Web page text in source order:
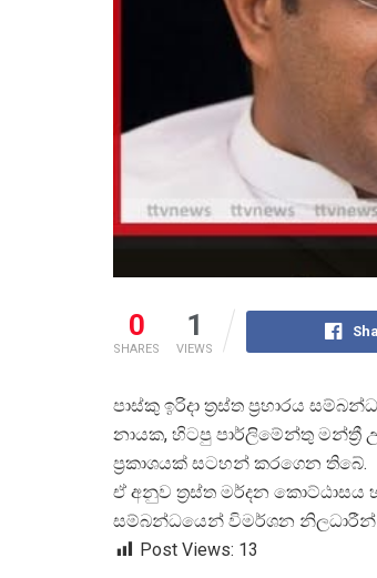
0
SHARES
1
VIEWS
පාස්කු ඉරිදා ත්රස්ත ප්රහාරය
නායක, හිටපු පාර්ලිමේන්තු මන්ත්
ප්රකාශයක් සටහන් කරගෙන තිබේ.
ඒ අනුව ත්රස්ත මර්දන
සම්බන්ධයෙන් විමර්ශන නිලධාරීන්
Post Views: 13